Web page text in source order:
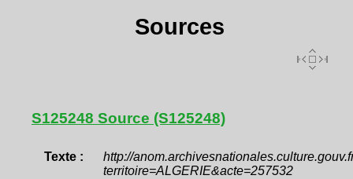
Sources
S125248 Source (S125248)
Texte :
http://
territoire=ALGERIE&acte=257532